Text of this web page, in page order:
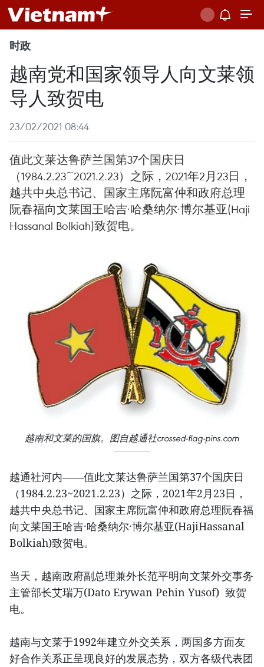
时政
越南党和国家领导人向文莱领
导人致贺电
23/02/2021 08:44
值此文莱达鲁萨兰国第37个国庆日
（1984.2.23~2021.2.23）之际，2021年2月23日，
越共中央总书记、国家主席阮富仲和政府总理
阮春福向文莱国王哈吉·哈桑纳尔·博尔基亚(Haji
Hassanal Bolkiah)致贺电。
越南和文莱的国旗。图自越通社crossed-flag-pins.com
越通社河内——值此文莱达鲁萨兰国第37个国庆日
（1984.2.23~2021.2.23）之际，2021年2月23日，
越共中央总书记、国家主席阮富仲和政府总理阮春福
向文莱国王哈吉·哈桑纳尔·博尔基亚(HajiHassanal
Bolkiah)致贺电。
当天，越南政府副总理兼外长范平明向文莱外交事务
主管部长艾瑞万(Dato Erywan Pehin Yusof) 致贺
电。
越南与文莱于1992年建立外交关系，两国多方面友
好合作关系正呈现良好的发展态势，双方各级代表团